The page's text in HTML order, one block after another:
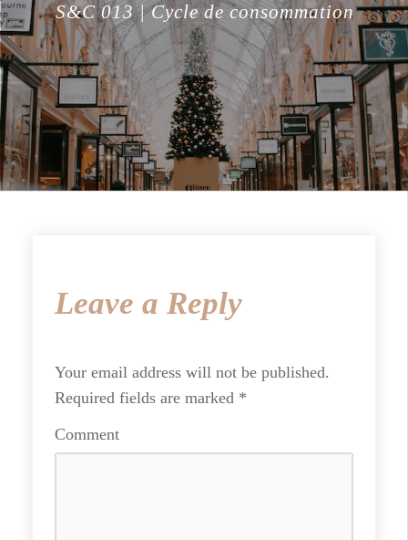
S&C 013 | Cycle de consommation
Leave a Reply
Your email address will not be published.
Required fields are marked *
Comment